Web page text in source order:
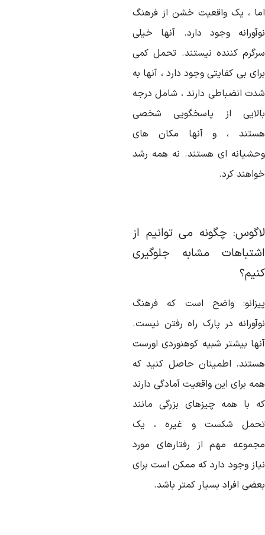
، یک واقعیت خشن از فرهنگ
وجود دارد. آنها خیلی
کننده نیستند. تحمل کمی
بی کفایتی وجود دارد ، آنها به
انضباطی دارند ، شامل درجه
از پاسخگویی شخصی
، و آنها مکان های
ای هستند. نه همه رشد
کرد.
چگونه می توانیم از
مشابه جلوگیری
واضح است که فرهنگ
در پارک راه رفتن نیست.
بیشتر شبیه کوهنوردی اورست
اطمینان حاصل کنید که
برای این واقعیت آمادگی دارند
با همه چیزهای بزرگی مانند
شکست و غیره ، یک
مهم از رفتارهای مورد
وجود دارد که ممکن است برای
افراد بسیار کمتر باشد.